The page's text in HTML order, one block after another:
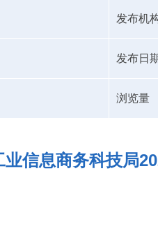
发布机
发布日
浏览量
业信息商务科技局